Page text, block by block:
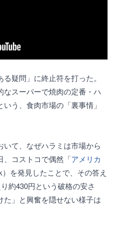
疑問」に終止符を打った。
なスーパーで焼肉の定番・ハ
う、食肉市場の「裏事情」
いて、なぜハラミは市場から
、コストコで偶然「アメリカ
を発見したことで、その答え
約430円という破格の安さ
」と興奮を隠せない様子は